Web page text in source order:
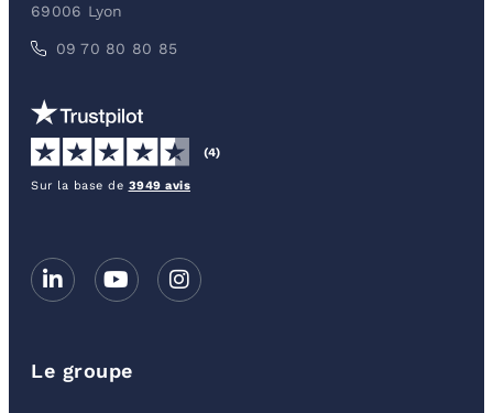
69006 Lyon
09 70 80 80 85
(4)
Sur la base de 3949 avis
Le groupe